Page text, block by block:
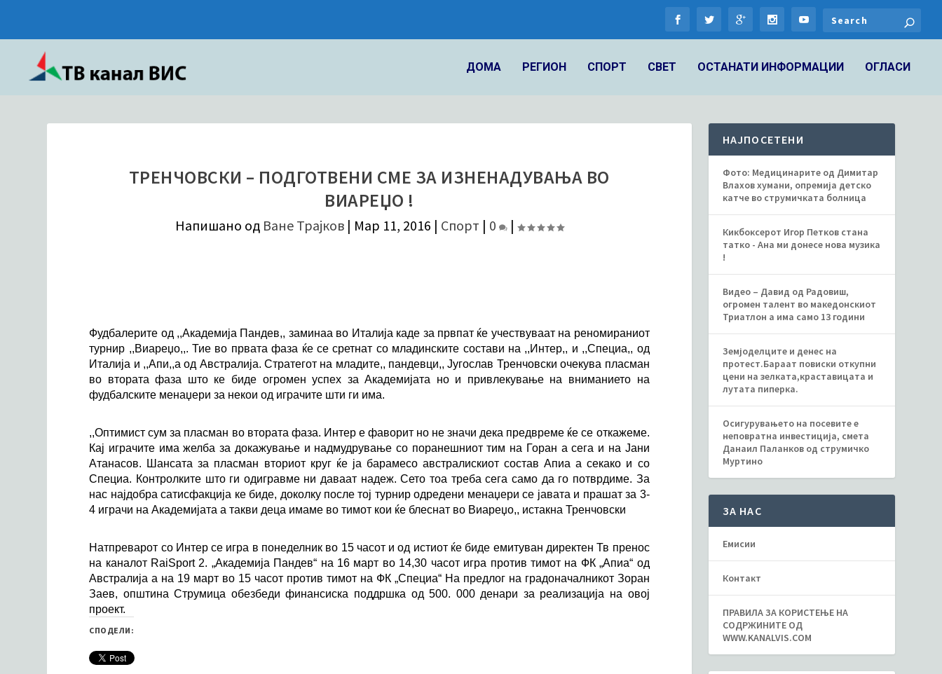
ДОМА РЕГИОН СПОРТ СВЕТ ОСТАНАТИ ИНФОРМАЦИИ ОГЛАСИ
ТРЕНЧОВСКИ – ПОДГОТВЕНИ СМЕ ЗА ИЗНЕНАДУВАЊА ВО
ВИАРЕЏО !
Напишано од Ване Трајков| Мар 11, 2016 | Спорт | 0 |
Фудбалерите од ,,Академија Пандев,, заминаа во Италија каде за првпат ќе учествуваат на реномираниот
турнир ,,Виареџо,,. Тие во првата фаза ќе се сретнат со младинските состави на ,,Интер,, и ,,Специа,, од
Италија и ,,Апи,,а од Австралија. Стратегот на младите,, пандевци,, Југослав Тренчовски очекува пласман
во втората фаза што ке биде огромен успех за Академијата но и привлекување на вниманието на
фудбалските менаџери за некои од играчите шти ги има.
,,Оптимист сум за пласман во втората фаза. Интер е фаворит но не значи дека предвреме ќе се откажеме.
Кај играчите има желба за докажување и надмудрување со поранешниот тим на Горан а сега и на Јани
Атанасов. Шансата за пласман вториот круг ќе ја барамесо австралискиот состав Апиа а секако и со
Специа. Контролките што ги одигравме ни даваат надеж. Сето тоа треба сега само да го потврдиме. За
нас најдобра сатисфакција ке биде, доколку после тој турнир одредени менаџери се јавата и прашат за 3-
4 играчи на Академијата а такви деца имаме во тимот кои ќе блеснат во Виареџо,, истакна Тренчовски
Натпреварот со Интер се игра в понеделник во 15 часот и од истиот ќе биде емитуван директен Тв пренос
на каналот RaiSport 2. „Академија Пандев“ на 16 март во 14,30 часот игра против тимот на ФК „Апиа“ од
Австралија а на 19 март во 15 часот против тимот на ФК „Специа“ На предлог на градоначалникот Зоран
Заев, општина Струмица обезбеди финансиска поддршка од 500. 000 денари за реализација на овој
проект.
СПОДЕЛИ:
НАЈПОСЕТЕНИ
Фото: Медицинарите од Димитар
Влахов хумани, опремија детско
катче во струмичката болница
Кикбоксерот Игор Петков стана
татко - Ана ми донесе нова музика
!
Видео – Давид од Радовиш,
огромен талент во македонскиот
Триатлон а има само 13 години
Земјоделците и денес на
протест.Бараат повиски откупни
цени на зелката,краставицата и
лутата пиперка.
Осигурувањето на посевите е
неповратна инвестиција, смета
Данаил Паланков од струмичко
Муртино
ЗА НАС
Емисии
Контакт
ПРАВИЛА ЗА КОРИСТЕЊЕ НА
СОДРЖИНИТЕ ОД
WWW.KANALVIS.COM